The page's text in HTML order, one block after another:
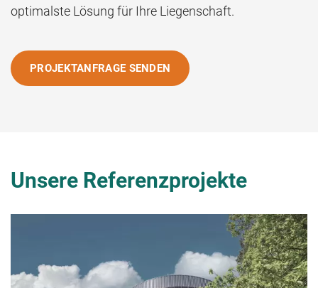
optimalste Lösung für Ihre Liegenschaft.
PROJEKTANFRAGE SENDEN
Unsere Referenzprojekte